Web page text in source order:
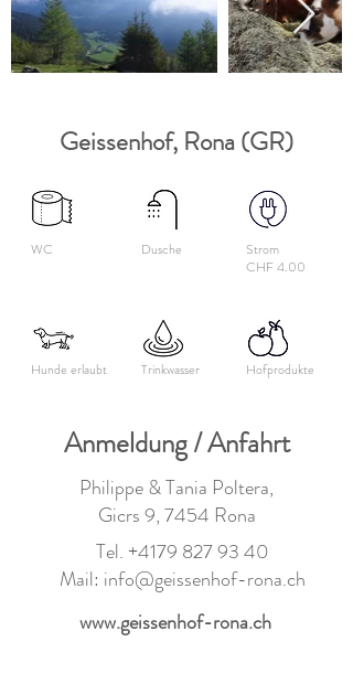
Geissenhof, Rona (GR)
WC
Hunde erlaubt
Strom
Dusche
CHF 4.00
Trinkwasser Hofprodukte
Anmeldung / Anfahrt
Philippe & Tania Poltera,
Gicrs 9, 7454 Rona
Tel. +4179 827 93 40
Mail: info@geissenhof-rona.ch
www.geissenhof-rona.ch